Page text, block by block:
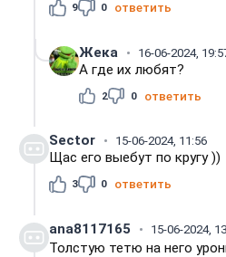
9 0 ответить
Жека 16-06-2024,
А где их любят?
2 0 ответить
Sector 15-06-2024, 11:56
Щас его выебут по кругу ))
3 0 ответить
ana8117165 15-06-2024,
Толстую тетю на него